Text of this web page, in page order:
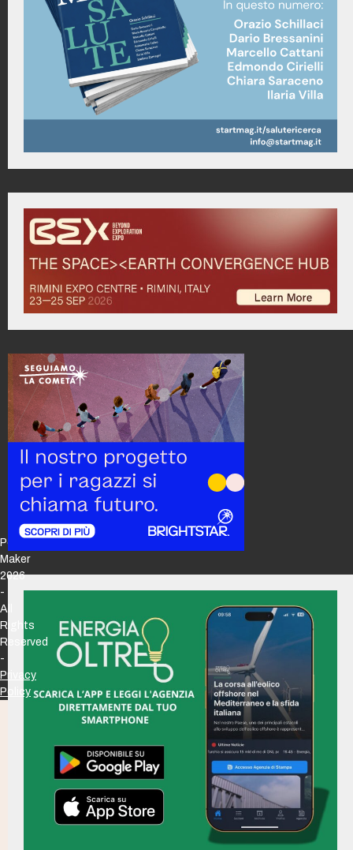
Policy
Maker
2026
-
All
Rights
Reserved
-
Privacy
Policy